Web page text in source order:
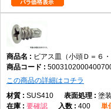
ピアス皿（小頭Ｄ＝６・
この商品の詳細はコチラ
SUS410
塗
要確認
400